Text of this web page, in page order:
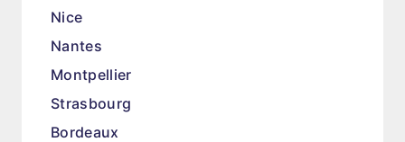
Nice
Nantes
Montpellier
Strasbourg
Bordeaux